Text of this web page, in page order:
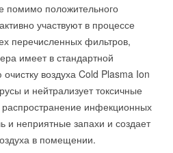
помимо положительного
участвуют в процессе
перечисленных фильтров,
имеет в стандартной
воздуха Cold Plasma Ion
и нейтрализует токсичные
инфекционных
и неприятные запахи и создает
в помещении.
краны ЛЗТА «Маршал»
2021
на выставку Aquatherm
2017
2–5 февраля 2016
требования у «нас» и у
качества
стандарты энергопотребления и
индустрии
статус «технологических
«зеленый» стандарт для
сфере ЖКХ
Danfoss Йорген Мадс
2021
производство в России
Уведомления отключены